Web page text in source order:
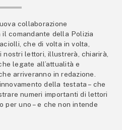
collaborazione
comandante della Polizia
che di volta in volta,
lettori, illustrerà, chiarirà,
legate all’attualità e
arriveranno in redazione.
della testata – che
numeri importanti di lettori
per uno – e che non intende